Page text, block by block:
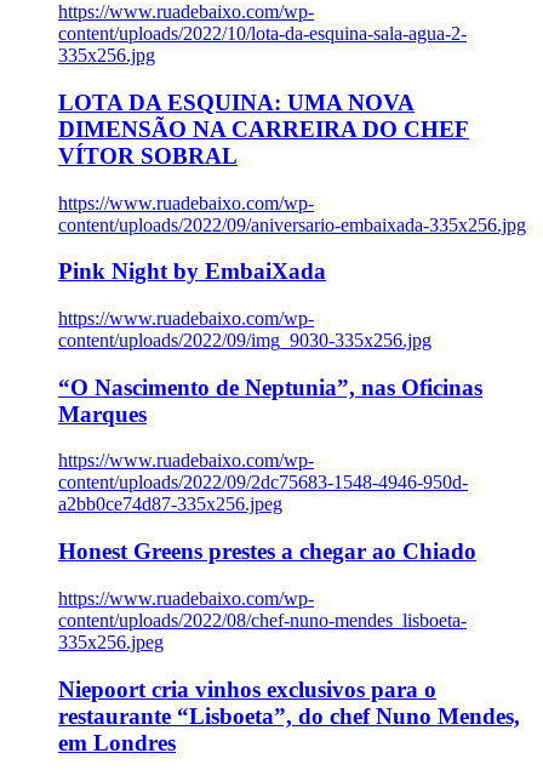
https://www.ruadebaixo.com/wp-
content/uploads/2022/10/lota-da-esquina-sala-agua-2-
335x256.jpg
LOTA DA ESQUINA: UMA NOVA
DIMENSÃO NA CARREIRA DO CHEF
VÍTOR SOBRAL
https://www.ruadebaixo.com/wp-
content/uploads/2022/09/aniversario-embaixada-335x256.jpg
Pink Night by EmbaiXada
https://www.ruadebaixo.com/wp-
content/uploads/2022/09/img_9030-335x256.jpg
“O Nascimento de Neptunia”, nas Oficinas
Marques
https://www.ruadebaixo.com/wp-
content/uploads/2022/09/2dc75683-1548-4946-950d-
a2bb0ce74d87-335x256.jpeg
Honest Greens prestes a chegar ao Chiado
https://www.ruadebaixo.com/wp-
content/uploads/2022/08/chef-nuno-mendes_lisboeta-
335x256.jpeg
Niepoort cria vinhos exclusivos para o
restaurante “Lisboeta”, do chef Nuno Mendes,
em Londres